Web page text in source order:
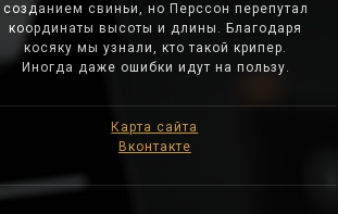
созданием свиньи, но Перссон перепутал
координаты высоты и длины. Благодаря
косяку мы узнали, кто такой крипер.
Иногда даже ошибки идут на пользу.
Карта сайта
Вконтакте